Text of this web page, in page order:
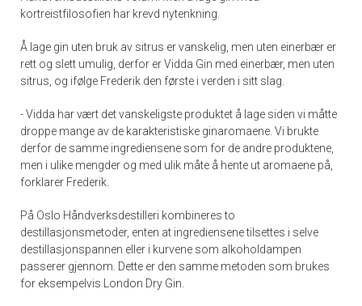
kortreistfilosofien har krevd nytenkning.
Å lage gin uten bruk av sitrus er vanskelig, men uten einerbær er
rett og slett umulig, derfor er Vidda Gin med einerbær, men uten
sitrus, og ifølge Frederik den første i verden i sitt slag.
- Vidda har vært det vanskeligste produktet å lage siden vi måtte
droppe mange av de karakteristiske ginaromaene. Vi brukte
derfor de samme ingrediensene som for de andre produktene,
men i ulike mengder og med ulik måte å hente ut aromaene på,
forklarer Frederik.
På Oslo Håndverksdestilleri kombineres to
destillasjonsmetoder, enten at ingrediensene tilsettes i selve
destillasjonspannen eller i kurvene som alkoholdampen
passerer gjennom. Dette er den samme metoden som brukes
for eksempelvis London Dry Gin.